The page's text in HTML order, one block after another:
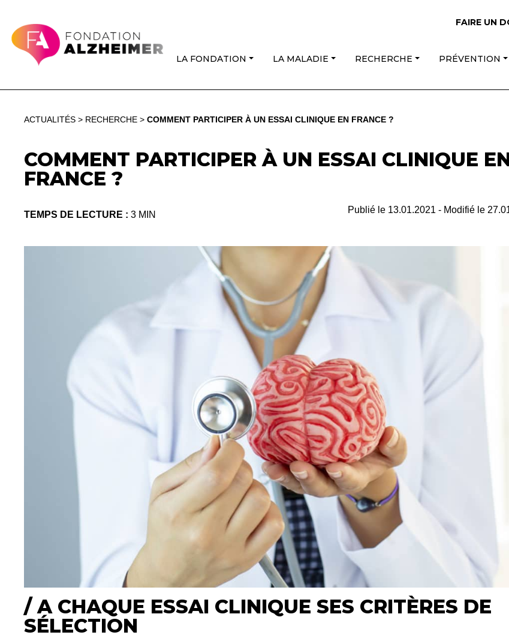
FAIRE UN
LA FONDATION LA MALADIE RECHERCHE PRÉVENTION
ACTUALITÉS > RECHERCHE > COMMENT PARTICIPER À UN ESSAI CLINIQUE EN FRANCE ?
COMMENT PARTICIPER À UN ESSAI CLINIQUE
FRANCE ?
TEMPS DE LECTURE : 3 MIN Publié le 13.01.2021 - Modifié le
/ A CHAQUE ESSAI CLINIQUE SES CRITÈRES DE
SÉLECTION